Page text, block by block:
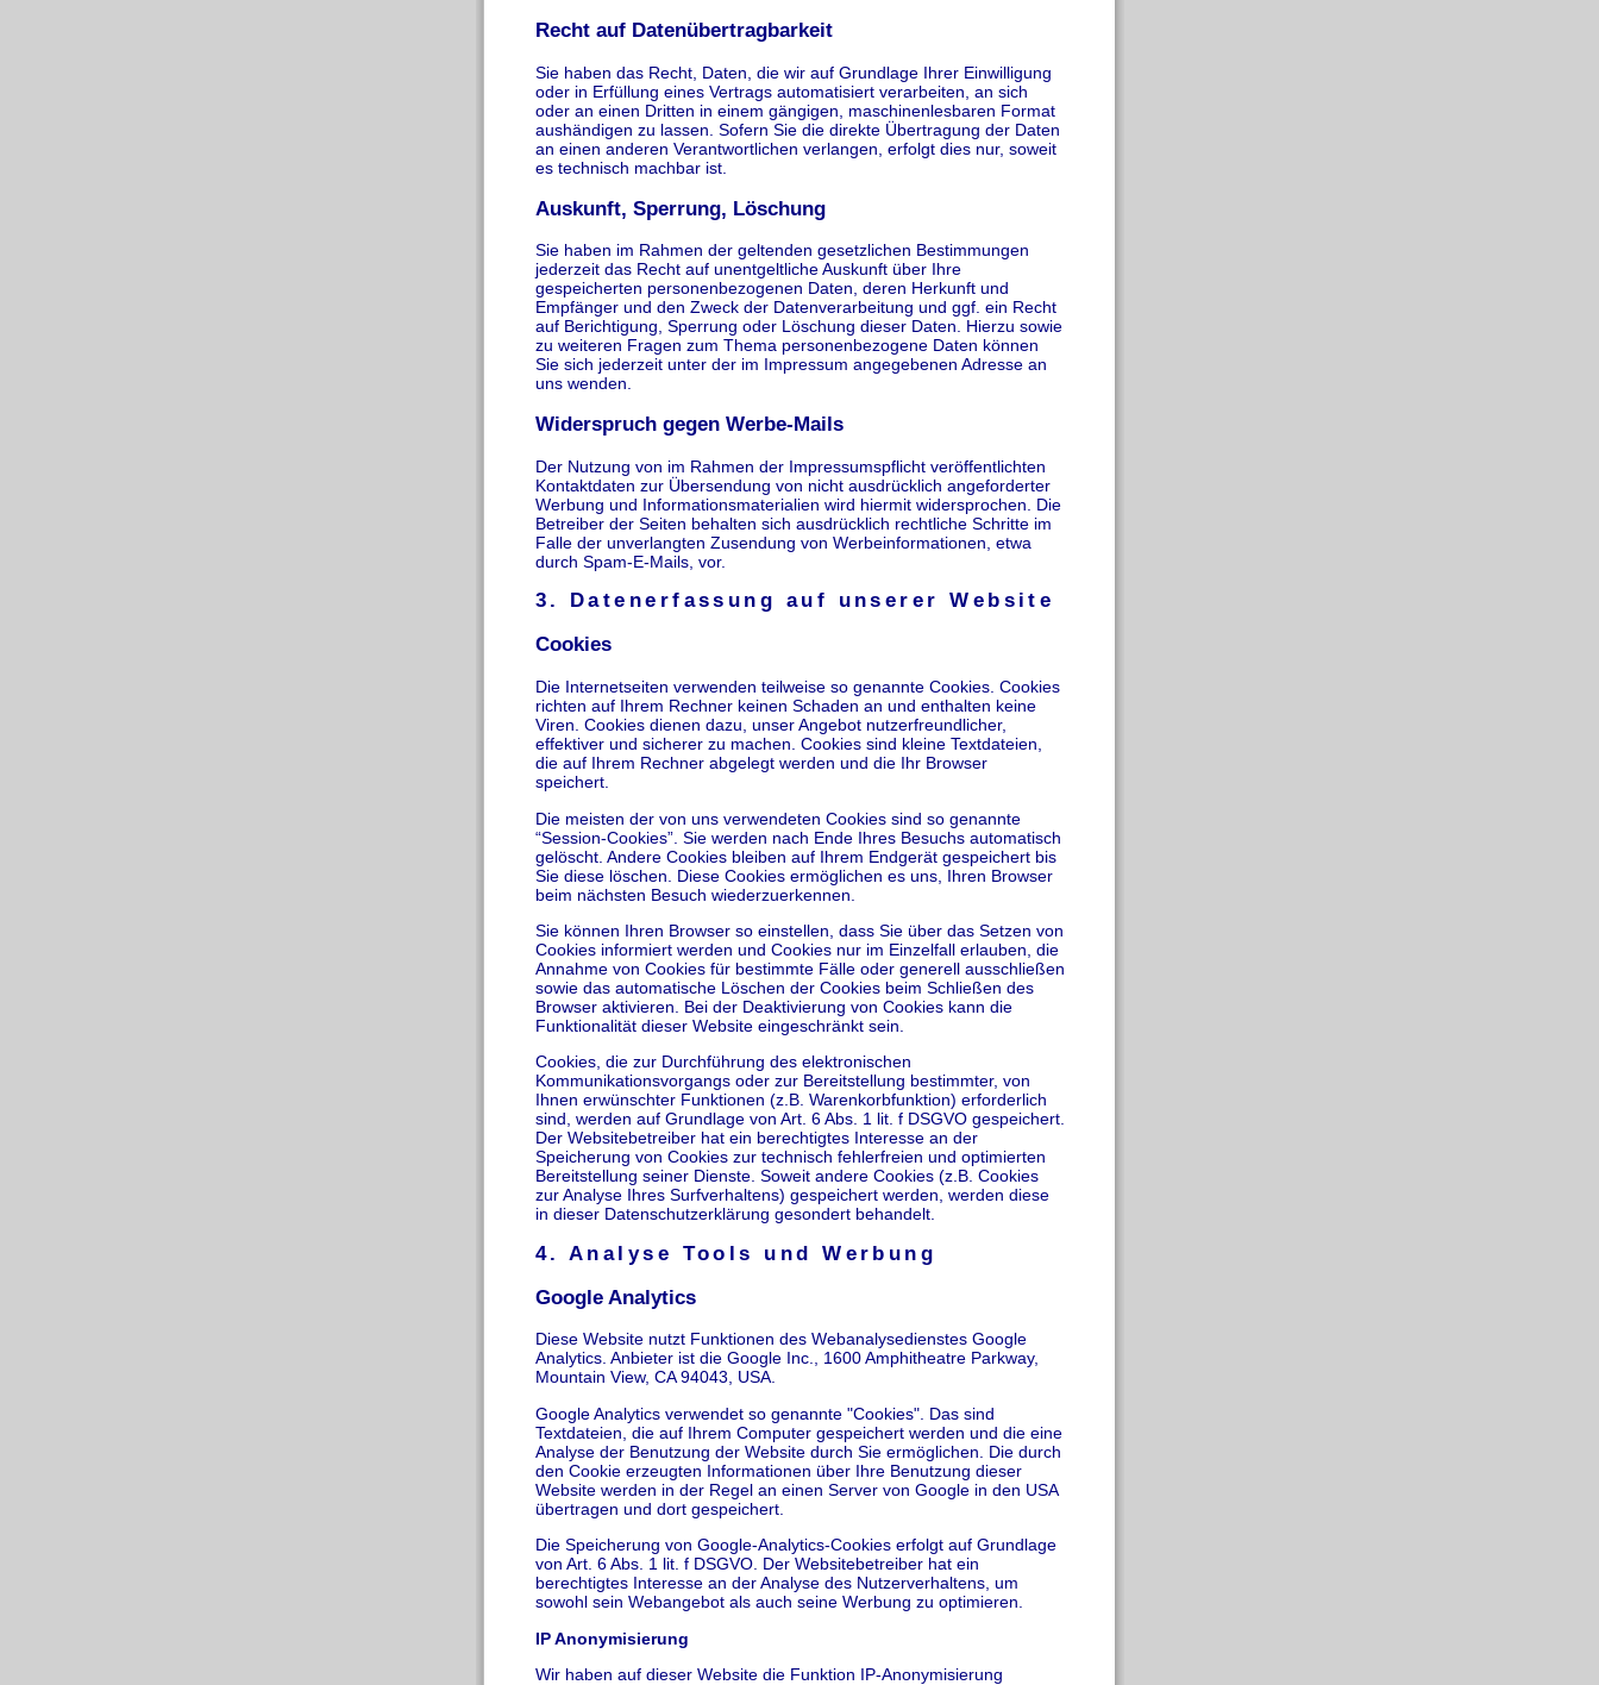
Recht auf Datenübertragbarkeit
Sie haben das Recht, Daten, die wir auf Grundlage Ihrer Einwilligung
oder in Erfüllung eines Vertrags automatisiert verarbeiten, an sich
oder an einen Dritten in einem gängigen, maschinenlesbaren Format
aushändigen zu lassen. Sofern Sie die direkte Übertragung der Daten
an einen anderen Verantwortlichen verlangen, erfolgt dies nur, soweit
es technisch machbar ist.
Auskunft, Sperrung, Löschung
Sie haben im Rahmen der geltenden gesetzlichen Bestimmungen
jederzeit das Recht auf unentgeltliche Auskunft über Ihre
gespeicherten personenbezogenen Daten, deren Herkunft und
Empfänger und den Zweck der Datenverarbeitung und ggf. ein Recht
auf Berichtigung, Sperrung oder Löschung dieser Daten. Hierzu sowie
zu weiteren Fragen zum Thema personenbezogene Daten können
Sie sich jederzeit unter der im Impressum angegebenen Adresse an
uns wenden.
Widerspruch gegen Werbe-Mails
Der Nutzung von im Rahmen der Impressumspflicht veröffentlichten
Kontaktdaten zur Übersendung von nicht ausdrücklich angeforderter
Werbung und Informationsmaterialien wird hiermit widersprochen. Die
Betreiber der Seiten behalten sich ausdrücklich rechtliche Schritte im
Falle der unverlangten Zusendung von Werbeinformationen, etwa
durch Spam-E-Mails, vor.
3. Datenerfassung auf unserer Website
Cookies
Die Internetseiten verwenden teilweise so genannte Cookies. Cookies
richten auf Ihrem Rechner keinen Schaden an und enthalten keine
Viren. Cookies dienen dazu, unser Angebot nutzerfreundlicher,
effektiver und sicherer zu machen. Cookies sind kleine Textdateien,
die auf Ihrem Rechner abgelegt werden und die Ihr Browser
speichert.
Die meisten der von uns verwendeten Cookies sind so genannte
“Session-Cookies”. Sie werden nach Ende Ihres Besuchs automatisch
gelöscht. Andere Cookies bleiben auf Ihrem Endgerät gespeichert bis
Sie diese löschen. Diese Cookies ermöglichen es uns, Ihren Browser
beim nächsten Besuch wiederzuerkennen.
Sie können Ihren Browser so einstellen, dass Sie über das Setzen von
Cookies informiert werden und Cookies nur im Einzelfall erlauben, die
Annahme von Cookies für bestimmte Fälle oder generell ausschließen
sowie das automatische Löschen der Cookies beim Schließen des
Browser aktivieren. Bei der Deaktivierung von Cookies kann die
Funktionalität dieser Website eingeschränkt sein.
Cookies, die zur Durchführung des elektronischen
Kommunikationsvorgangs oder zur Bereitstellung bestimmter, von
Ihnen erwünschter Funktionen (z.B. Warenkorbfunktion) erforderlich
sind, werden auf Grundlage von Art. 6 Abs. 1 lit. f DSGVO gespeichert.
Der Websitebetreiber hat ein berechtigtes Interesse an der
Speicherung von Cookies zur technisch fehlerfreien und optimierten
Bereitstellung seiner Dienste. Soweit andere Cookies (z.B. Cookies
zur Analyse Ihres Surfverhaltens) gespeichert werden, werden diese
in dieser Datenschutzerklärung gesondert behandelt.
4. Analyse Tools und Werbung
Google Analytics
Diese Website nutzt Funktionen des Webanalysedienstes Google
Analytics. Anbieter ist die Google Inc., 1600 Amphitheatre Parkway,
Mountain View, CA 94043, USA.
Google Analytics verwendet so genannte "Cookies". Das sind
Textdateien, die auf Ihrem Computer gespeichert werden und die eine
Analyse der Benutzung der Website durch Sie ermöglichen. Die durch
den Cookie erzeugten Informationen über Ihre Benutzung dieser
Website werden in der Regel an einen Server von Google in den USA
übertragen und dort gespeichert.
Die Speicherung von Google-Analytics-Cookies erfolgt auf Grundlage
von Art. 6 Abs. 1 lit. f DSGVO. Der Websitebetreiber hat ein
berechtigtes Interesse an der Analyse des Nutzerverhaltens, um
sowohl sein Webangebot als auch seine Werbung zu optimieren.
IP Anonymisierung
Wir haben auf dieser Website die Funktion IP-Anonymisierung